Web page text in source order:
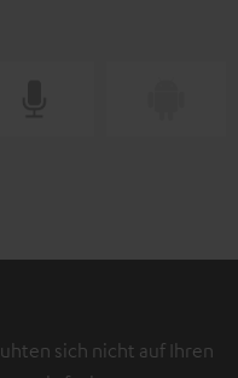
sich nicht auf Ihren